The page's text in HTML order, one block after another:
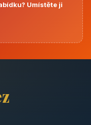
Umístěte ji